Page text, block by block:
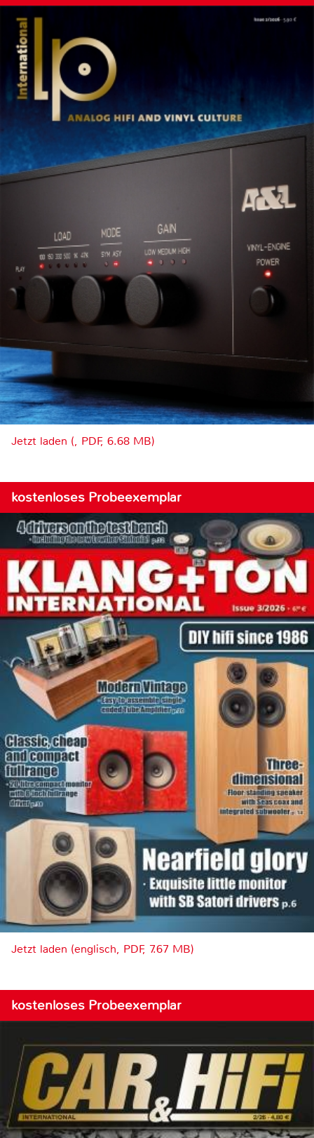
Jetzt laden (, PDF, 6.68 MB)
kostenloses Probeexemplar
Jetzt laden (englisch, PDF, 7.67 MB)
kostenloses Probeexemplar